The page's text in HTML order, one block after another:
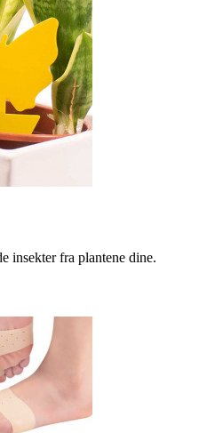
insekter fra plantene dine.